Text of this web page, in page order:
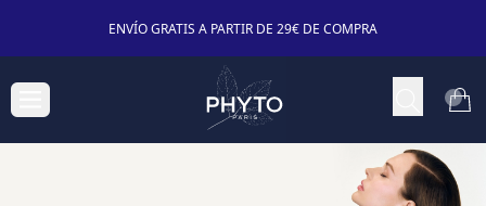
ENVÍO GRATIS A PARTIR DE 29€ DE COMPRA